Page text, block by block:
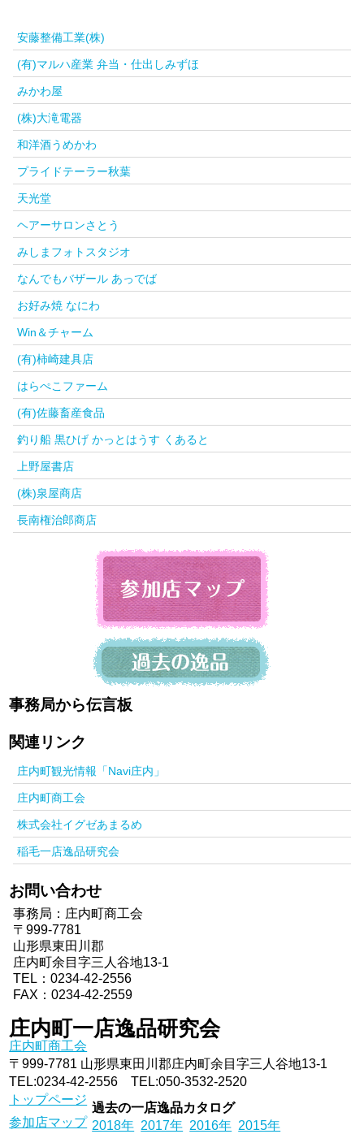
安藤整備工業(株)
(有)マルハ産業 弁当・仕出しみずほ
みかわ屋
(株)大滝電器
和洋酒うめかわ
プライドテーラー秋葉
天光堂
ヘアーサロンさとう
みしまフォトスタジオ
なんでもバザール あっでば
お好み焼 なにわ
Win＆チャーム
(有)柿崎建具店
はらぺこファーム
(有)佐藤畜産食品
釣り船 黒ひげ かっとはうす くあると
上野屋書店
(株)泉屋商店
長南権治郎商店
事務局から伝言板
関連リンク
庄内町観光情報「Navi庄内」
庄内町商工会
株式会社イグゼあまるめ
稲毛一店逸品研究会
お問い合わせ
事務局：庄内町商工会
〒999-7781
山形県東田川郡
庄内町余目字三人谷地13-1
TEL：0234-42-2556
FAX：0234-42-2559
庄内町一店逸品研究会
庄内町商工会
〒999-7781 山形県東田川郡庄内町余目字三人谷地13-1
TEL:0234-42-2556 TEL:050-3532-2520
トップページ
参加店マップ
過去の一店逸品カタログ
2018年 2017年 2016年 2015年